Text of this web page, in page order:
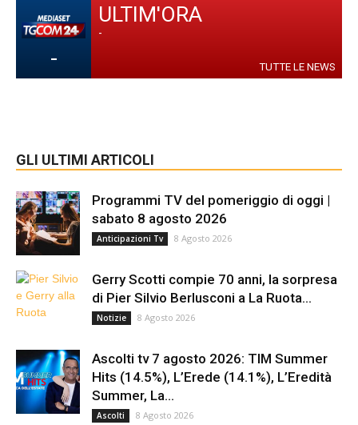
-
ULTIM'ORA
-
TUTTE LE NEWS
GLI ULTIMI ARTICOLI
Programmi TV del pomeriggio di oggi |
sabato 8 agosto 2026
Anticipazioni Tv 8 Agosto 2026
Gerry Scotti compie 70 anni, la sorpresa
di Pier Silvio Berlusconi a La Ruota...
Notizie 8 Agosto 2026
Ascolti tv 7 agosto 2026: TIM Summer
Hits (14.5%), L’Erede (14.1%), L’Eredità
Summer, La...
Ascolti 8 Agosto 2026